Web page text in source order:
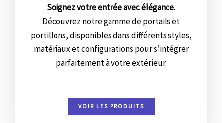
Soignez votre entrée avec élégance.
Découvrez notre gamme de portails et
portillons, disponibles dans différents styles,
matériaux et configurations pour s’intégrer
parfaitement à votre extérieur.
VOIR LES PRODUITS